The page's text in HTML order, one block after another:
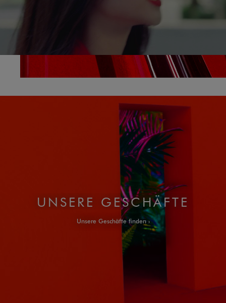
UNSERE GESCHÄFTE
Unsere Geschäfte finden